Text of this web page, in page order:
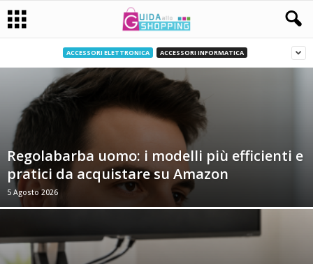
ACCESSORI ELETTRONICA ACCESSORI INFORMATICA
Regolabarba uomo: i modelli più efficienti e
pratici da acquistare su Amazon
5 Agosto 2026